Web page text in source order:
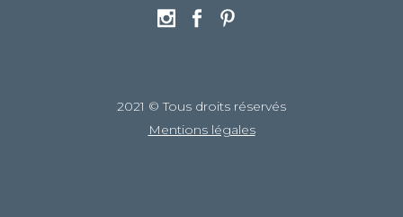
2021 © Tous droits réservés
Mentions légales